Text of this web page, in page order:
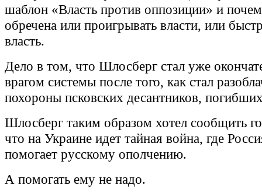
шаблон «Власть против оппозиции» и
обречена или проигрывать власти, или
власть.
Дело в том, что Шлосберг стал уже
врагом системы после того, как стал
похороны псковских десантников,
Шлосберг таким образом хотел сообщить
что на Украине идет тайная война, где
помогает русскому ополчению.
А помогать ему не надо.